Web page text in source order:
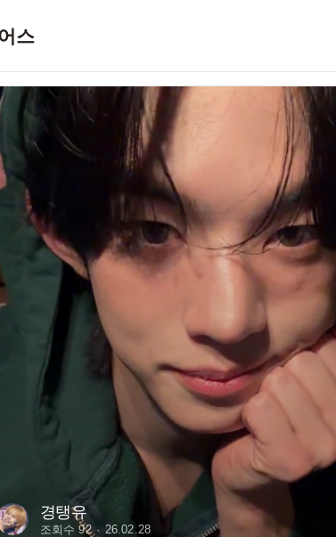
스
경탱유
조회수 92 26.02.28